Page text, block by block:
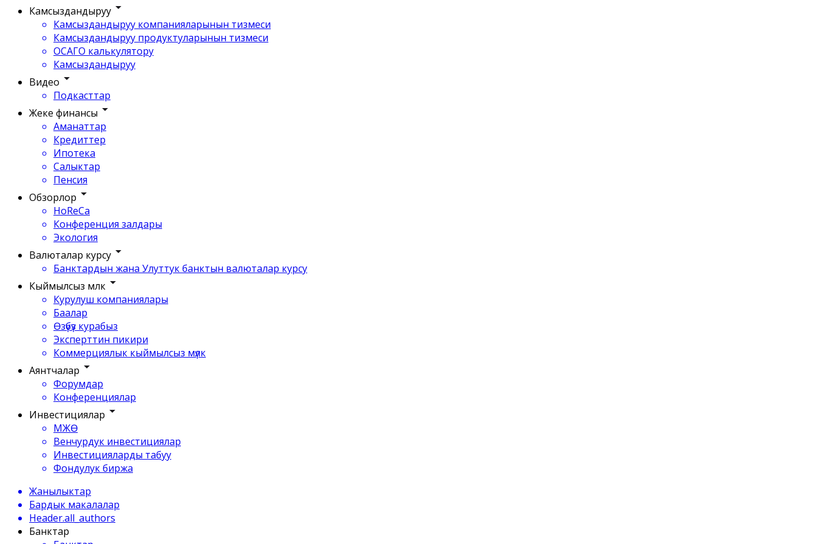
Камсыздандыруу
Камсыздандыруу компанияларынын тизмеси
Камсыздандыруу продуктуларынын тизмеси
ОСАГО калькулятору
Камсыздандыруу
Видео
Подкасттар
Жеке финансы
Аманаттар
Кредиттер
Ипотека
Салыктар
Пенсия
Обзорлор
HoReCa
Конференция залдары
Экология
Валюталар курсу
Банктардын жана Улуттук банктын валюталар курсу
Кыймылсыз мүлк
Курулуш компаниялары
Баалар
Өзүбүз курабыз
Эксперттин пикири
Коммерциялык кыймылсыз мүлк
Аянтчалар
Форумдар
Конференциялар
Инвестициялар
МЖӨ
Венчурдук инвестициялар
Инвестицияларды табуу
Фондулук биржа
Жанылыктар
Бардык макалалар
Header.all_authors
Банктар